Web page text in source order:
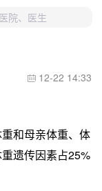
院、医生
 12-22 14:33
和母亲体重、体
遗传因素占25%